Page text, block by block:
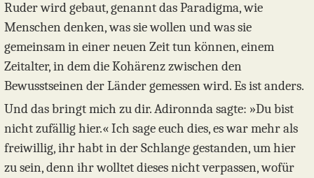
Ruder wird gebaut, genannt das Paradigma, wie
Menschen denken, was sie wollen und was sie
gemeinsam in einer neuen Zeit tun können, einem
Zeitalter, in dem die Kohärenz zwischen den
Bewusstseinen der Länder gemessen wird. Es ist anders.
Und das bringt mich zu dir. Adironnda sagte: »Du bist
nicht zufällig hier.« Ich sage euch dies, es war mehr als
freiwillig, ihr habt in der Schlange gestanden, um hier
zu sein, denn ihr wolltet dieses nicht verpassen, wofür